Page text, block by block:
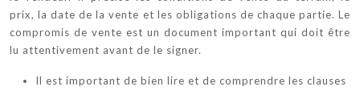
prix, la date de la vente et les obligations de chaque partie. Le
compromis de vente est un document important qui doit être
lu attentivement avant de le signer.
Il est important de bien lire et de comprendre les clauses